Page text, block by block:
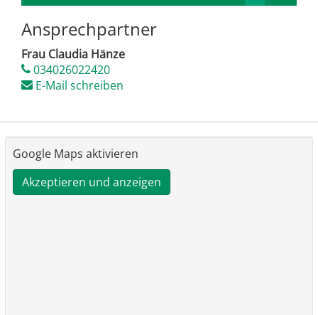
Ansprechpartner
Frau Claudia Hänze
034026022420
E-Mail schreiben
Google Maps aktivieren
Akzeptieren und anzeigen